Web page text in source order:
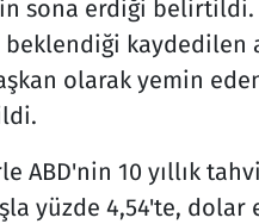
sona erdiği belirtildi.
beklendiği
olarak yemin
ABD'nin 10 yıllık
yüzde 4,54'te, dolar